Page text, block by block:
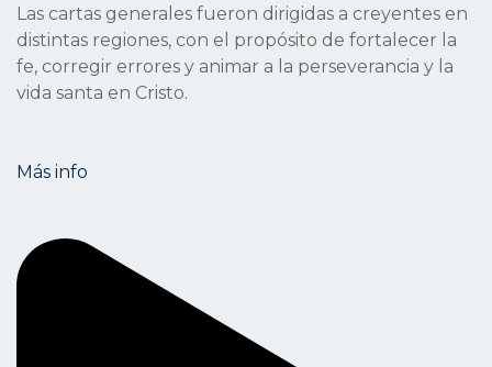
Las cartas generales fueron dirigidas a creyentes en
distintas regiones, con el propósito de fortalecer la
fe, corregir errores y animar a la perseverancia y la
vida santa en Cristo.
Más info